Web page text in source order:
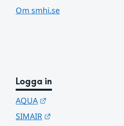
Om smhi.se
Logga in
AQUA
SIMAIR